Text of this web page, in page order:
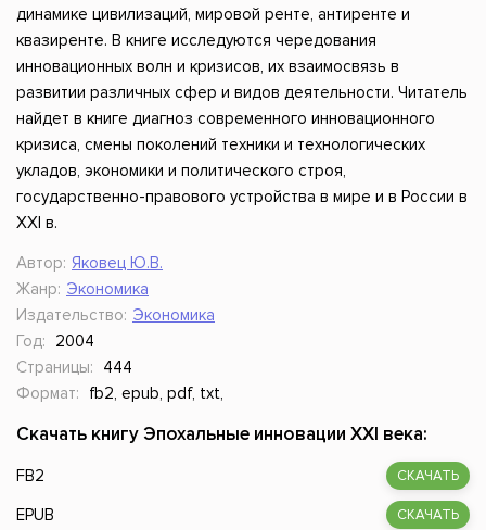
динамике цивилизаций, мировой ренте, антиренте и
квазиренте. В книге исследуются чередования
инновационных волн и кризисов, их взаимосвязь в
развитии различных сфер и видов деятельности. Читатель
найдет в книге диагноз современного инновационного
кризиса, смены поколений техники и технологических
укладов, экономики и политического строя,
государственно-правового устройства в мире и в России в
XXI в.
Автор: Яковец Ю.В.
Жанр: Экономика
Издательство: Экономика
Год:
2004
Страницы:
444
Формат:
fb2, epub, pdf, txt,
Скачать книгу Эпохальные инновации XXI века:
FB2 СКАЧАТЬ
EPUB СКАЧАТЬ